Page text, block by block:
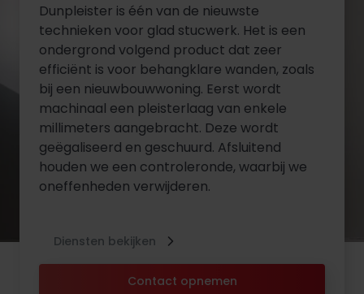
Dunpleister is één van de nieuwste
technieken voor glad stucwerk. Het is een
ondergrond volgend product dat zeer
efficiënt is voor behangklare wanden, zoals
bij een nieuwbouwwoning. Eerst wordt
machinaal een pleisterlaag van enkele
millimeters aangebracht. Deze wordt
geëgaliseerd en geschuurd. Afsluitend
houden we een controleronde, waarbij we
oneffenheden verwijderen.
Contact opnemen
Diensten bekijken